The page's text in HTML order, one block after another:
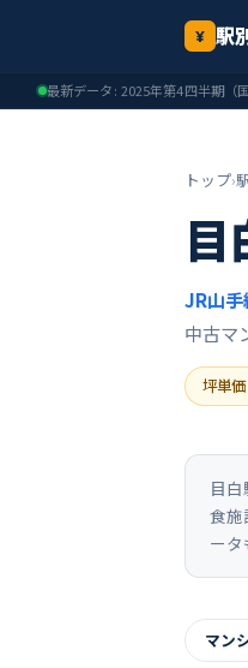
¥ 駅
最新データ: 2025年第4四半期（
トップ›
目
JR山手
中古マ
坪単
目
食施
ー
マン